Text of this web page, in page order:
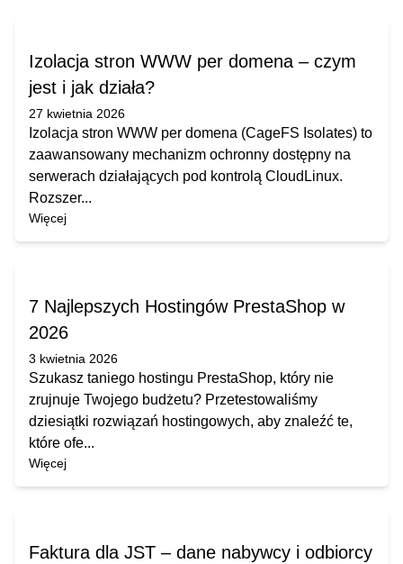
Izolacja stron WWW per domena – czym
jest i jak działa?
27 kwietnia 2026
Izolacja stron WWW per domena (CageFS Isolates) to
zaawansowany mechanizm ochronny dostępny na
serwerach działających pod kontrolą CloudLinux.
Rozszer...
Więcej
7 Najlepszych Hostingów PrestaShop w
2026
3 kwietnia 2026
Szukasz taniego hostingu PrestaShop, który nie
zrujnuje Twojego budżetu? Przetestowaliśmy
dziesiątki rozwiązań hostingowych, aby znaleźć te,
które ofe...
Więcej
Faktura dla JST – dane nabywcy i odbiorcy